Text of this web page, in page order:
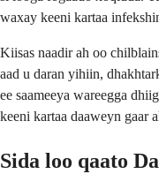
waxay keeni kartaa
Kiisas naadir ah oo
aad u daran yihiin,
ee saameeya wareegga
keeni kartaa daaweyn gaar
Sida loo qaato